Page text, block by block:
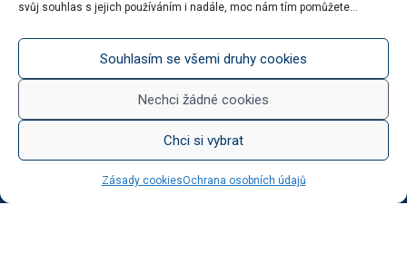
svůj souhlas s jejich používáním i nadále, moc nám tím pomůžete...
Souhlasím se všemi druhy cookies
Nechci žádné cookies
Chci si vybrat
Zásady cookiesOchrana osobních údajů
Lahvové víno
Šumivá vína
Něco na zub
Dárkové balení